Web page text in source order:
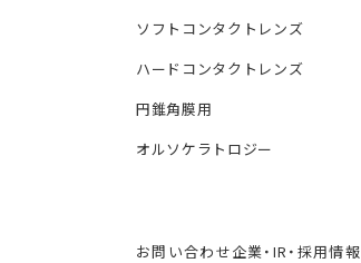
ソフトコンタクトレンズ
ハードコンタクトレンズ
円錐角膜用
オルソケラトロジー
お問い合わせ企業・IR・採用情報